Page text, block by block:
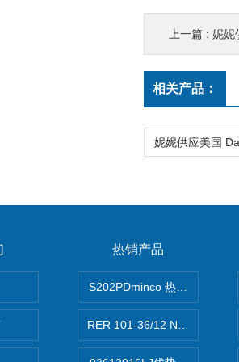
上一篇 : 妮妮
相关产品：
热销产品
S202PDminco 热电阻
RER 101-36/12 NHH离心